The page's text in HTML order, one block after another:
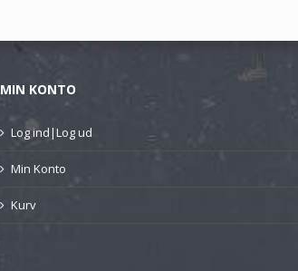
MIN KONTO
Log ind|Log ud
Min Konto
Kurv